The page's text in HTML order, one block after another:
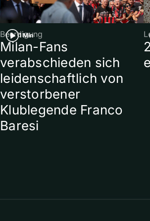
1 Min
Beerdigung
Milan-Fans
verabschieden sich
leidenschaftlich von
verstorbener
Klublegende Franco
Baresi